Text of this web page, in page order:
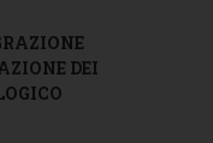
DEI